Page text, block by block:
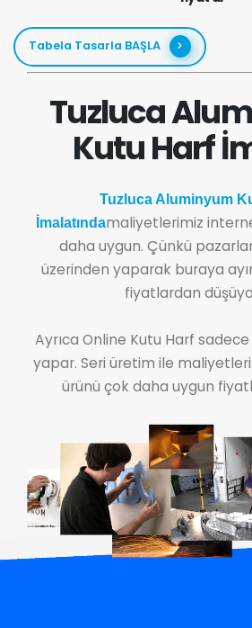
Tabela Tasarla BAŞLA
Tuzluca
Kutu Harf
Tuzluca Aluminyum
İmalatındamaliyetlerimiz
daha uygun. Çünkü
üzerinden yaparak buraya
fiyatlardan
Ayrıca Online Kutu Harf
yapar. Seri üretim ile
ürünü çok daha uygun